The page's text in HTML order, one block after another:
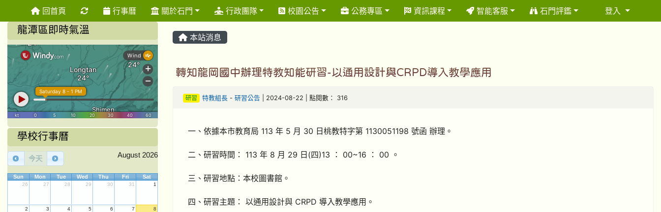
回首頁 重新取得佈景設定
行事曆 關於石門 行政團隊 校園公告 公務專區 資訊課程 智能客服 石門評鑑 登入
本站消息
轉知龍岡國中辦理特教知能研習-以通用設計與CRPD導入教學應用
研習 特教組長- 研習公告 | 2024-08-22 | 點閱數： 316
一、依據本市教育局 113 年 5 月 30 日桃教特字第 1130051198 號函 辦理。
二、研習時間： 113 年 8 月 29 日(四)13 ： 00~16 ： 00 。
三、研習地點：本校圖書館。
四、研習主題： 以通用設計與 CRPD 導入教學應用。
龍潭區即時氣溫
學校行事曆
今天 August 2026
Sun Mon Tue Wed Thu Fri Sat
26 27 28 29 30 31 1
2 3 4 5 6 7 8